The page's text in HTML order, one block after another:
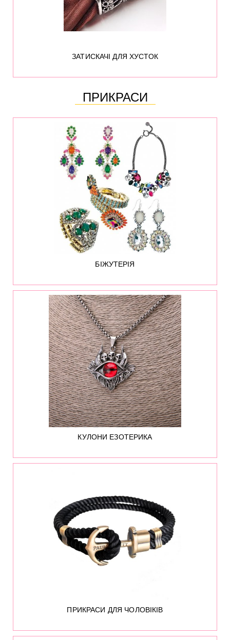
ЗАТИСКАЧІ ДЛЯ ХУСТОК
70
ПРИКРАСИ
БІЖУТЕРІЯ
331
КУЛОНИ ЕЗОТЕРИКА
201
ПРИКРАСИ ДЛЯ ЧОЛОВІКІВ